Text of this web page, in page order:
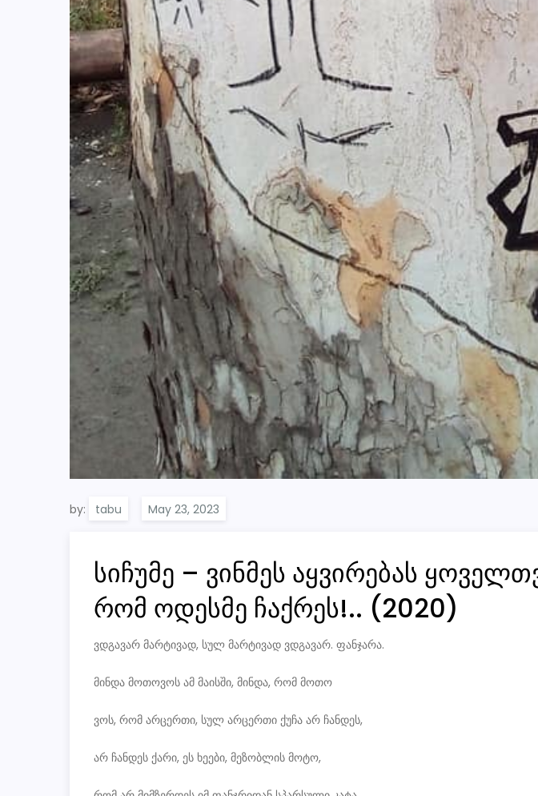
by: tabu
სიჩუმე – ვინმეს აყვირებას
რომ ოდესმე ჩაქრეს!.. (2020)
ვდგავარ მარტივად, სულ მარტივად ვდგავარ. ფანჯარა.
მინდა მოთოვოს ამ მაისში, მინდა, რომ მოთო
ვოს, რომ არცერთი, სულ არცერთი ქუჩა არ ჩანდეს,
არ ჩანდეს ქარი, ეს ხეები, მეზობლის მოტო,